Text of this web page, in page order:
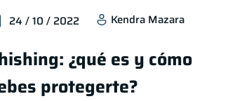
24 / 10 / 2022 Kendra Mazara
¿qué es y cómo
protegerte?